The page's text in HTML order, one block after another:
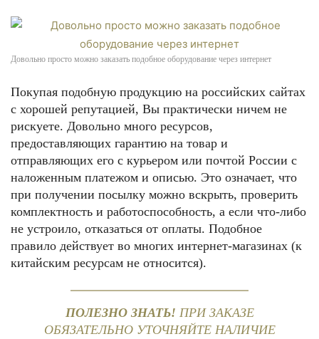
Довольно просто можно заказать подобное оборудование через интернет
Покупая подобную продукцию на российских сайтах
с хорошей репутацией, Вы практически ничем не
рискуете. Довольно много ресурсов,
предоставляющих гарантию на товар и
отправляющих его с курьером или почтой России с
наложенным платежом и описью. Это означает, что
при получении посылку можно вскрыть, проверить
комплектность и работоспособность, а если что-либо
не устроило, отказаться от оплаты. Подобное
правило действует во многих интернет-магазинах (к
китайским ресурсам не относится).
ПОЛЕЗНО ЗНАТЬ! ПРИ ЗАКАЗЕ
ОБЯЗАТЕЛЬНО УТОЧНЯЙТЕ НАЛИЧИЕ